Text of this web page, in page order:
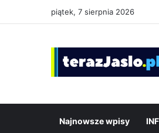
piątek, 7 sierpnia 2026
Najnowsze wpisy